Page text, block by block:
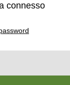
connesso